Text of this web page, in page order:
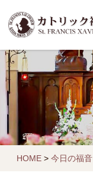
HOME > 今日の福音